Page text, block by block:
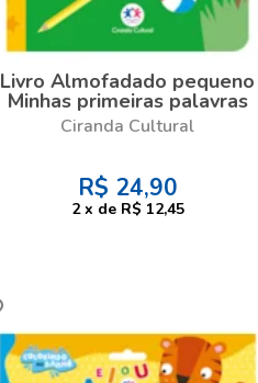
Livro Almofadado pequeno
Minhas primeiras palavras
Ciranda Cultural
R$ 24,90
2 x de R$ 12,45